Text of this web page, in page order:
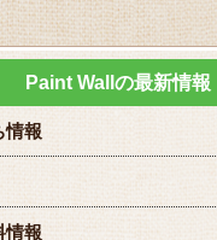
Paint Wallの最新情報
情報
情報